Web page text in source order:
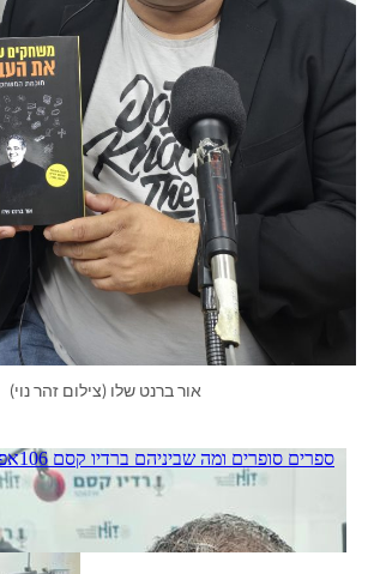
אור ברנט שלו (צילום זהר נוי)